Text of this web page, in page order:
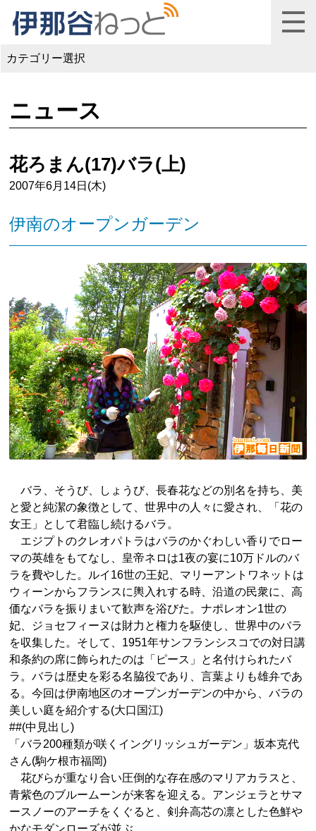
カテゴリー選択
ニュース
花ろまん(17)バラ(上)
2007年6月14日(木)
伊南のオープンガーデン
バラ、そうび、しょうび、長春花などの別名を持ち、美
と愛と純潔の象徴として、世界中の人々に愛され、「花の
女王」として君臨し続けるバラ。
エジプトのクレオパトラはバラのかぐわしい香りでロー
マの英雄をもてなし、皇帝ネロは1夜の宴に10万ドルのバ
ラを費やした。ルイ16世の王妃、マリーアントワネットは
ウィーンからフランスに輿入れする時、沿道の民衆に、高
価なバラを振りまいて歓声を浴びた。ナポレオン1世の
妃、ジョセフィーヌは財力と権力を駆使し、世界中のバラ
を収集した。そして、1951年サンフランシスコでの対日講
和条約の席に飾られたのは「ピース」と名付けられたバ
ラ。バラは歴史を彩る名脇役であり、言葉よりも雄弁であ
る。今回は伊南地区のオープンガーデンの中から、バラの
美しい庭を紹介する(大口国江)
##(中見出し)
「バラ200種類が咲くイングリッシュガーデン」坂本克代
さん(駒ケ根市福岡)
花びらが重なり合い圧倒的な存在感のマリアカラスと、
青紫色のブルームーンが来客を迎える。アンジェラとサマ
ースノーのアーチをくぐると、剣弁高芯の凛とした色鮮や
かなモダンローズが並ぶ。